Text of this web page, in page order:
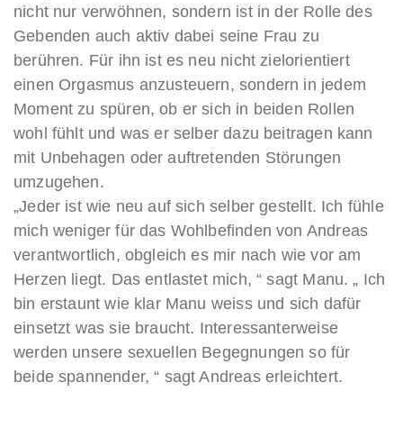
nicht nur verwöhnen, sondern ist in der Rolle des
Gebenden auch aktiv dabei seine Frau zu
berühren. Für ihn ist es neu nicht zielorientiert
einen Orgasmus anzusteuern, sondern in jedem
Moment zu spüren, ob er sich in beiden Rollen
wohl fühlt und was er selber dazu beitragen kann
mit Unbehagen oder auftretenden Störungen
umzugehen.
„Jeder ist wie neu auf sich selber gestellt. Ich fühle
mich weniger für das Wohlbefinden von Andreas
verantwortlich, obgleich es mir nach wie vor am
Herzen liegt. Das entlastet mich, “ sagt Manu. „ Ich
bin erstaunt wie klar Manu weiss und sich dafür
einsetzt was sie braucht. Interessanterweise
werden unsere sexuellen Begegnungen so für
beide spannender, “ sagt Andreas erleichtert.